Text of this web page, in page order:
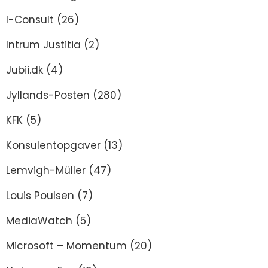
I-Consult (26)
Intrum Justitia (2)
Jubii.dk (4)
Jyllands-Posten (280)
KFK (5)
Konsulentopgaver (13)
Lemvigh-Müller (47)
Louis Poulsen (7)
MediaWatch (5)
Microsoft – Momentum (20)